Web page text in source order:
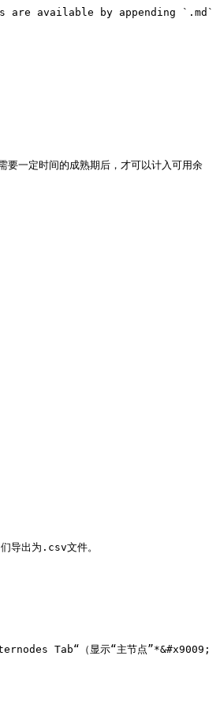
available by appending `.md`
一定时间的成熟期后，才可以计入可用余
导出为.csv文件。
Tab“（显示“主节点”*&#x9009;